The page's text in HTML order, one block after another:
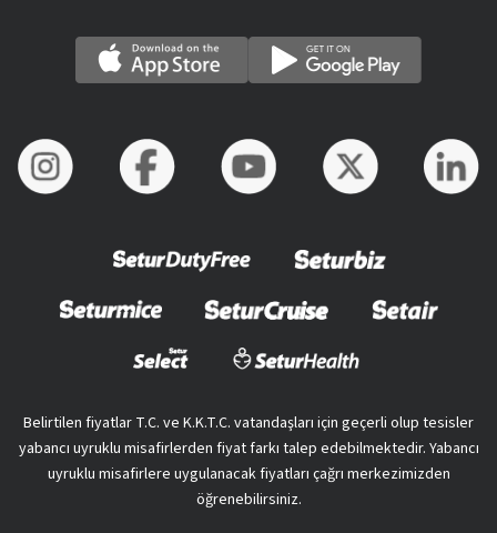
Belirtilen fiyatlar T.C. ve K.K.T.C. vatandaşları için geçerli olup tesisler
yabancı uyruklu misafirlerden fiyat farkı talep edebilmektedir. Yabancı
uyruklu misafirlere uygulanacak fiyatları çağrı merkezimizden
öğrenebilirsiniz.